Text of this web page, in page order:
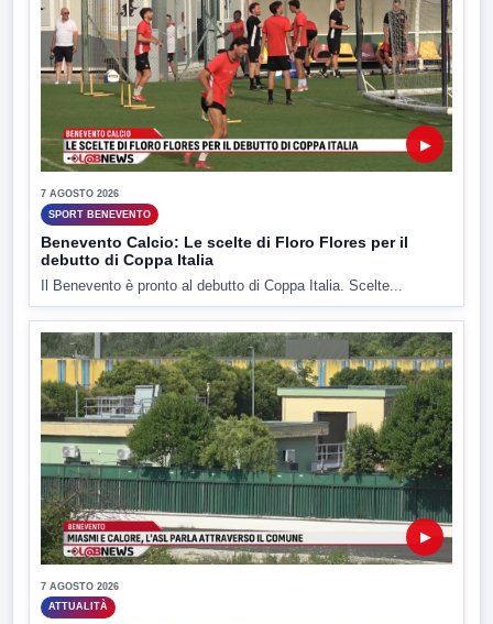
▶
7 AGOSTO 2026
SPORT BENEVENTO
Benevento Calcio: Le scelte di Floro Flores per il
debutto di Coppa Italia
Il Benevento è pronto al debutto di Coppa Italia. Scelte...
▶
7 AGOSTO 2026
ATTUALITÀ